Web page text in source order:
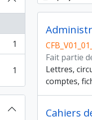
1
1
Fait partie
Lettres,
comptes,
Cahiers